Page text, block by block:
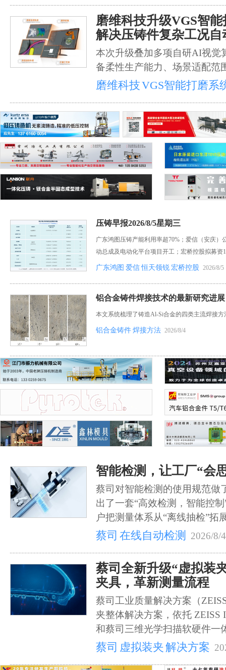
磨维科技升级VGS智
解决压铸件复杂工况自
本次升级叠加多项自研AI视觉
备柔性生产能力、场景适配范
磨维科技VGS智能打磨系
压铸早报2026/8/5星期三
广东鸿图压铸产能利用率超70%；爱信（安庆）
动总成及电动化平台项目开工；宏桥控股拟募资
广东鸿图 爱信 恒天领锐 宏桥控股 2026/8/5
铝合金铸件焊接技术的最新研究进展
本文系统梳理了铸造Al-Si合金的四类主流焊接方
铝合金铸件 焊接方法 2026/8/4
智能检测，让工厂“会
蔡司对智能检测的使用规范做
出了一套“高效检测，智能控
户把测量体系从“离线抽检”拓
蔡司 在线自动检测 2026/8/4
蔡司全新升级“虚拟
夹具，革新测量流程
蔡司工业质量解决方案（
夹整体解决方案，依托 ZEISS
和蔡司三维光学扫描软硬件一
蔡司 虚拟装夹 解决方案